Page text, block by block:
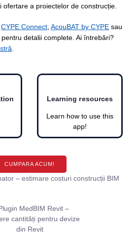
ofertare a proiectelor de construcție.
CYPE Connect, AcouBAT by CYPE sau
pentru detalii complete. Ai întrebări?
.
Learning resources
Learn how to use this
app!
CUMPARA ACUM!